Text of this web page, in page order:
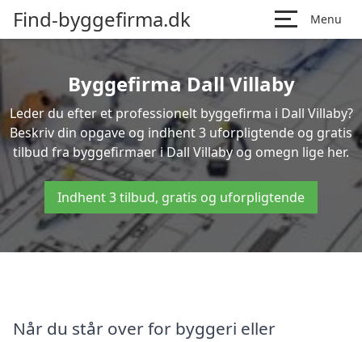
Find-byggefirma.dk Menu
Byggefirma Dall Villaby
Leder du efter et professionelt byggefirma i Dall Villaby?
Beskriv din opgave og indhent 3 uforpligtende og gratis
tilbud fra byggefirmaer i Dall Villaby og omegn lige her.
Indhent 3 tilbud, gratis og uforpligtende
Når du står over for byggeri eller